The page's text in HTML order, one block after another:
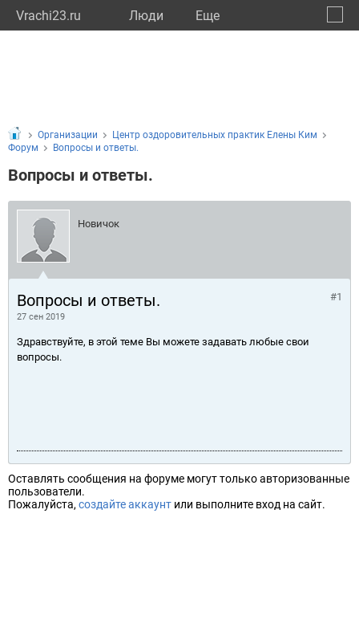
Vrachi23.ru Люди Eще
Организации
Центр оздоровительных практик Елены Ким
Форум
Вопросы и ответы.
Вопросы и ответы.
Новичок
Вопросы и ответы.
27 сен 2019
#1
Здравствуйте, в этой теме Вы можете задавать любые свои
вопросы.
Оставлять сообщения на форуме могут только авторизованные
пользователи.
Пожалуйста, создайте аккаунт или выполните вход на сайт.